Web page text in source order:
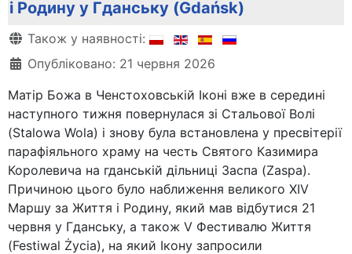
і Родину у Гданську (Gdańsk)
Деталі
Також у наявності:
Опубліковано: 21 червня 2026
Матір Божа в Ченстоховській Іконі вже в середині
наступного тижня повернулася зі Стальової Волі
(Stalowa Wola) і знову була встановлена у пресвітерії
парафіяльного храму на честь Святого Казимира
Королевича на гданській дільниці Заспа (Zaspa).
Причиною цього було наближення великого XIV
Маршу за Життя і Родину, який мав відбутися 21
червня у Гданську, а також V Фестивалю Життя
(Festiwal Życia), на який Ікону запросили